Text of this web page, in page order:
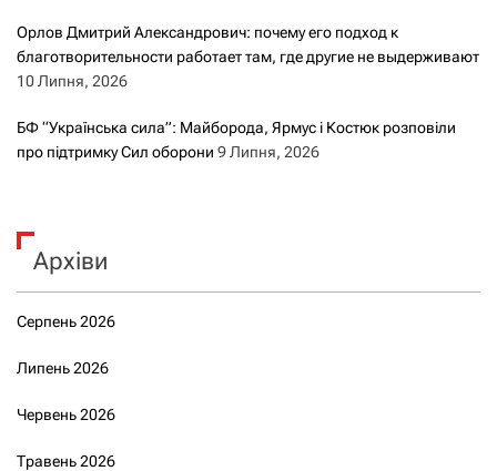
Орлов Дмитрий Александрович: почему его подход к
благотворительности работает там, где другие не выдерживают
10 Липня, 2026
БФ “Українська сила”: Майборода, Ярмус і Костюк розповіли
про підтримку Сил оборони 9 Липня, 2026
Архіви
Серпень 2026
Липень 2026
Червень 2026
Травень 2026